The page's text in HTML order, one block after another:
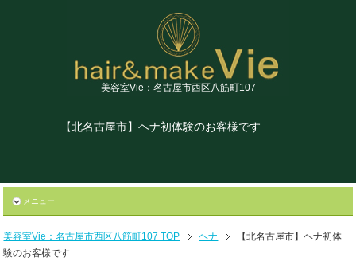
美容室Vie：名古屋市西区八筋町107
【北名古屋市】ヘナ初体験のお客様です
メニュー
美容室Vie：名古屋市西区八筋町107 TOP ヘナ
【北名古屋市】ヘナ初体
験のお客様です